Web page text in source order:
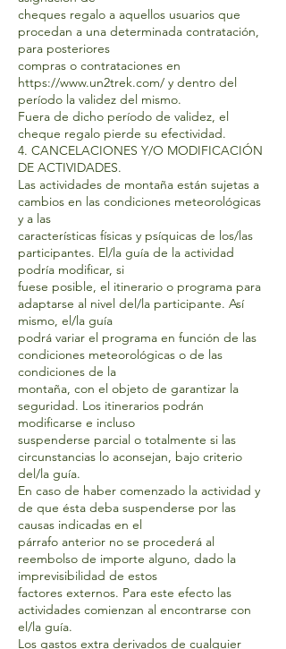
cheques regalo a aquellos usuarios que
procedan a una determinada contratación,
para posteriores
compras o contrataciones en
https://www.un2trek.com/ y dentro del
período la validez del mismo.
Fuera de dicho período de validez, el
cheque regalo pierde su efectividad.
4. CANCELACIONES Y/O MODIFICACIÓN
DE ACTIVIDADES.
Las actividades de montaña están sujetas a
cambios en las condiciones meteorológicas
y a las
características físicas y psíquicas de los/las
participantes. El/la guía de la actividad
podría modificar, si
fuese posible, el itinerario o programa para
adaptarse al nivel del/la participante. Así
mismo, el/la guía
podrá variar el programa en función de las
condiciones meteorológicas o de las
condiciones de la
montaña, con el objeto de garantizar la
seguridad. Los itinerarios podrán
modificarse e incluso
suspenderse parcial o totalmente si las
circunstancias lo aconsejan, bajo criterio
del/la guía.
En caso de haber comenzado la actividad y
de que ésta deba suspenderse por las
causas indicadas en el
párrafo anterior no se procederá al
reembolso de importe alguno, dado la
imprevisibilidad de estos
factores externos. Para este efecto las
actividades comienzan al encontrarse con
el/la guía.
Los gastos extra derivados de cualquier